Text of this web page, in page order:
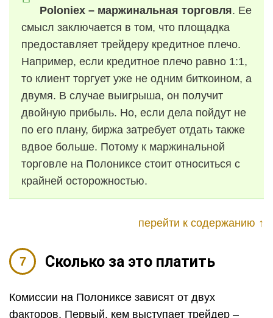
Poloniex – маржинальная торговля. Ее
смысл заключается в том, что площадка
предоставляет трейдеру кредитное плечо.
Например, если кредитное плечо равно 1:1,
то клиент торгует уже не одним биткоином, а
двумя. В случае выигрыша, он получит
двойную прибыль. Но, если дела пойдут не
по его плану, биржа затребует отдать также
вдвое больше. Потому к маржинальной
торговле на Полониксе стоит относиться с
крайней осторожностью.
перейти к содержанию ↑
Сколько за это платить
Комиссии на Полониксе зависят от двух
факторов. Первый, кем выступает трейдер –